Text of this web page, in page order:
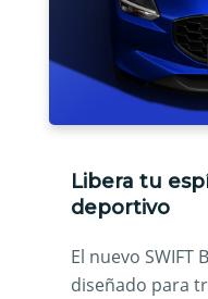
Libera tu
deportivo
El nuevo SWIFT
diseñado para